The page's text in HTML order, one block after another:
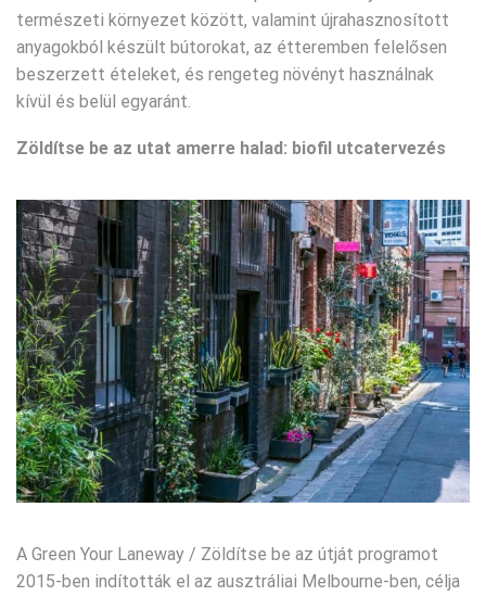
természeti környezet között, valamint újrahasznosított
anyagokból készült bútorokat, az étteremben felelősen
beszerzett ételeket, és rengeteg növényt használnak
kívül és belül egyaránt.
Zöldítse be az utat amerre halad: biofil utcatervezés
A Green Your Laneway / Zöldítse be az útját programot
2015-ben indították el az ausztráliai Melbourne-ben, célja